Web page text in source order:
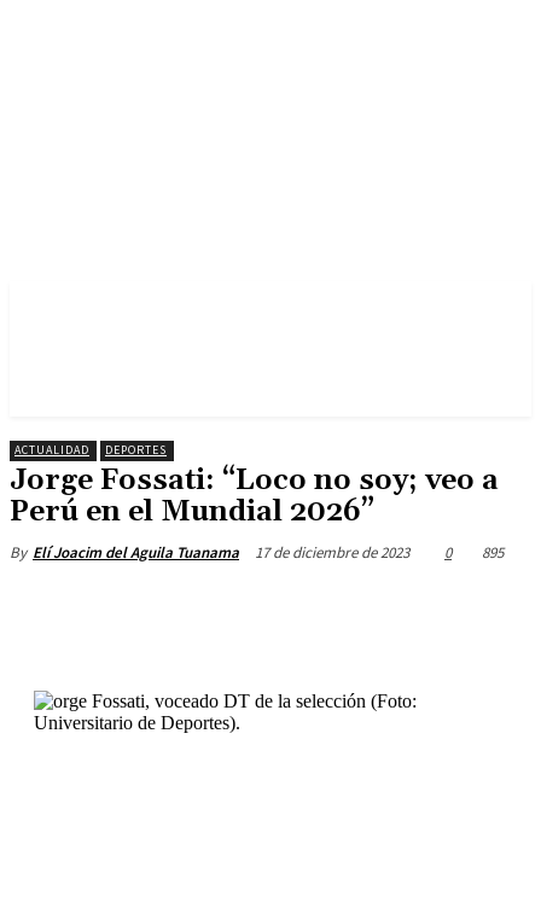
ACTUALIDAD DEPORTES
Jorge Fossati: “Loco no soy; veo a
Perú en el Mundial 2026”
By Elí Joacim del Aguila Tuanama 17 de diciembre de 2023 0 895